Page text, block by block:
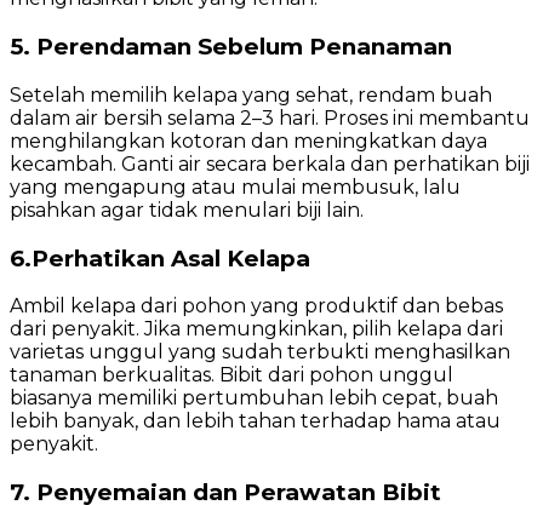
5. Perendaman Sebelum Penanaman
Setelah memilih kelapa yang sehat, rendam buah
dalam air bersih selama 2–3 hari. Proses ini membantu
menghilangkan kotoran dan meningkatkan daya
kecambah. Ganti air secara berkala dan perhatikan biji
yang mengapung atau mulai membusuk, lalu
pisahkan agar tidak menulari biji lain.
6.Perhatikan Asal Kelapa
Ambil kelapa dari pohon yang produktif dan bebas
dari penyakit. Jika memungkinkan, pilih kelapa dari
varietas unggul yang sudah terbukti menghasilkan
tanaman berkualitas. Bibit dari pohon unggul
biasanya memiliki pertumbuhan lebih cepat, buah
lebih banyak, dan lebih tahan terhadap hama atau
penyakit.
7. Penyemaian dan Perawatan Bibit